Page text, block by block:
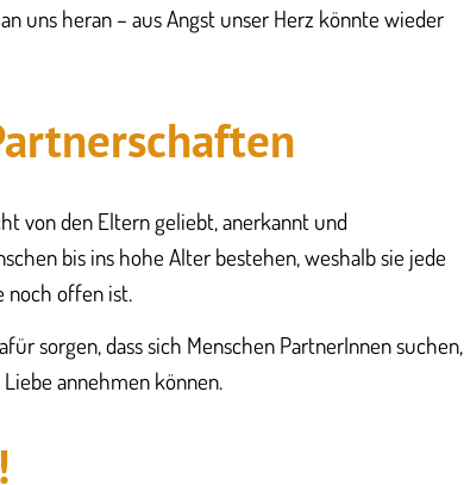
uns heran – aus Angst unser Herz könnte wieder
von den Eltern geliebt, anerkannt und
bis ins hohe Alter bestehen, weshalb sie jede
noch offen ist.
sorgen, dass sich Menschen PartnerInnen suchen,
annehmen können.